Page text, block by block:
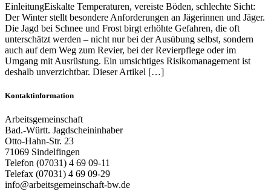
EinleitungEiskalte Temperaturen, vereiste Böden, schlechte Sicht:
Der Winter stellt besondere Anforderungen an Jägerinnen und Jäger.
Die Jagd bei Schnee und Frost birgt erhöhte Gefahren, die oft
unterschätzt werden – nicht nur bei der Ausübung selbst, sondern
auch auf dem Weg zum Revier, bei der Revierpflege oder im
Umgang mit Ausrüstung. Ein umsichtiges Risikomanagement ist
deshalb unverzichtbar. Dieser Artikel […]
Kontaktinformation
Arbeitsgemeinschaft
Bad.-Württ. Jagdscheininhaber
Otto-Hahn-Str. 23
71069 Sindelfingen
Telefon (07031) 4 69 09-11
Telefax (07031) 4 69 09-29
info@arbeitsgemeinschaft-bw.de